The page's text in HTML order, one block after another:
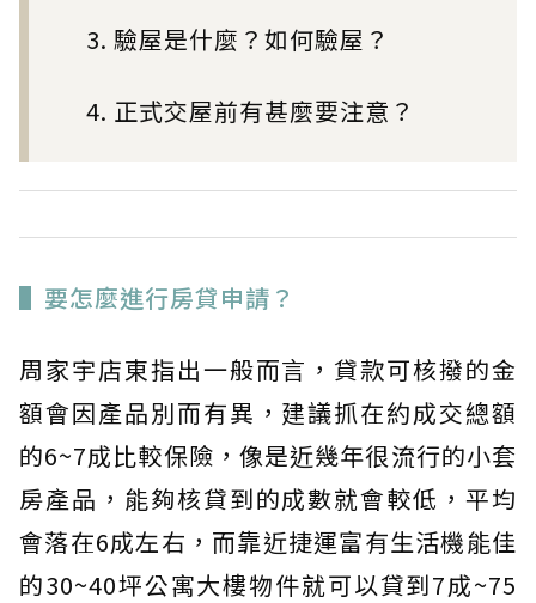
3. 驗屋是什麼？如何驗屋？
4. 正式交屋前有甚麼要注意？
▌要怎麼進行房貸申請？
周家宇店東指出一般而言，貸款可核撥的金
額會因產品別而有異，建議抓在約成交總額
的6~7成比較保險，像是近幾年很流行的小套
房產品，能夠核貸到的成數就會較低，平均
會落在6成左右，而靠近捷運富有生活機能佳
的30~40坪公寓大樓物件就可以貸到7成~75